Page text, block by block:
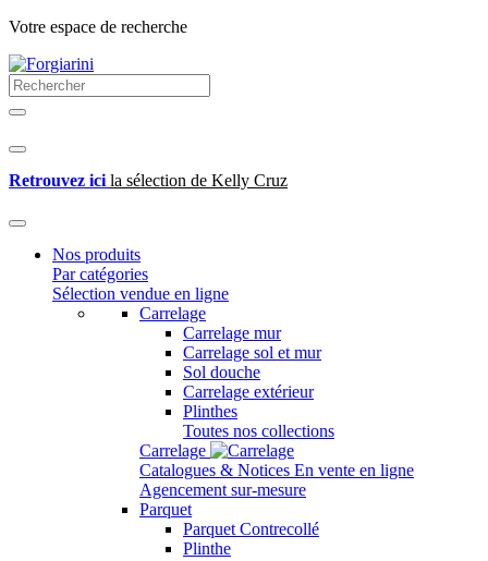
Votre espace de recherche
Retrouvez ici la sélection de Kelly Cruz
Nos produits
Par catégories
Sélection vendue en ligne
Carrelage
Carrelage mur
Carrelage sol et mur
Sol douche
Carrelage extérieur
Plinthes
Toutes nos collections
Carrelage
Catalogues & Notices En vente en ligne
Agencement sur-mesure
Parquet
Parquet Contrecollé
Plinthe